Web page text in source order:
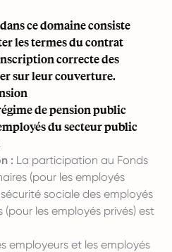
ce domaine consiste
les termes du contrat
correcte des
sur leur couverture.
de pension public
du secteur public
: La participation au Fonds
(pour les employés
sociale des employés
les employés privés) est
employeurs et les employés